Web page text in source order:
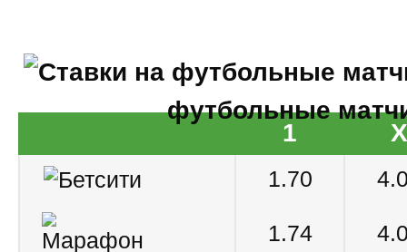
футбольные
1
X
1.70
1.74